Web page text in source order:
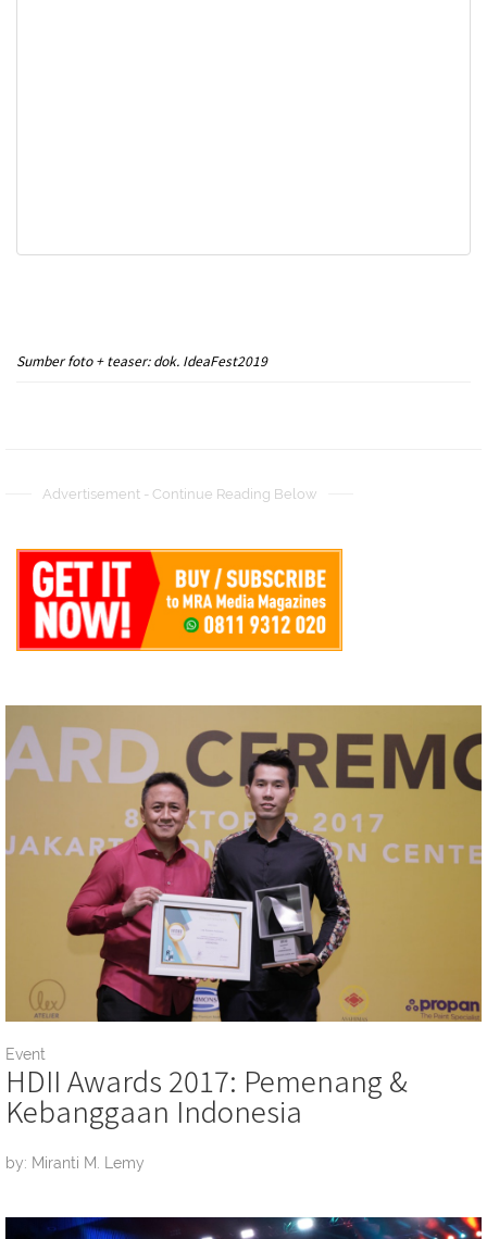
Sumber foto + teaser: dok. IdeaFest2019
Advertisement - Continue Reading Below
Event
HDII Awards 2017: Pemenang &
Kebanggaan Indonesia
by: Miranti M. Lemy